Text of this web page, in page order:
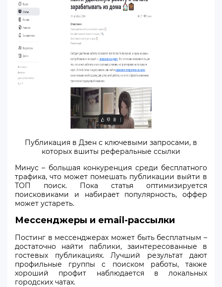
Публикация в Дзен с ключевыми запросами, в
которых вшиты реферальные ссылки
Минус – большая конкуренция среди бесплатного
трафика, что может помешать публикации выйти в
ТОП поиск. Пока статья оптимизируется
поисковиками и набирает популярность, оффер
может устареть.
Мессенджеры и email-рассылки
Постинг в мессенджерах может быть бесплатным –
достаточно найти паблики, заинтересованные в
гостевых публикациях. Лучший результат дают
профильные группы с поиском работы, также
хороший профит наблюдается в локальных
городских чатах.